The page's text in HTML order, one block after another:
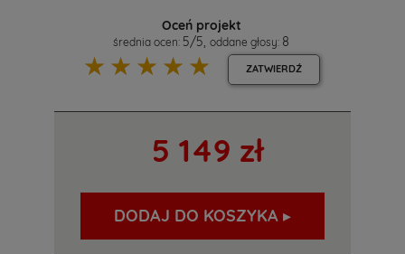
Oceń projekt
średnia ocen: 5/5 oddane głosy: 8
☆
☆
☆
☆
☆ ZATWIERDŹ
5 149 zł
DODAJ DO KOSZYKA ▸